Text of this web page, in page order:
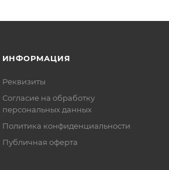
ИНФОРМАЦИЯ
Реквизиты
Соглаcие на обработку
персональных данных
Политика конфиденциальности
Публичная оферта